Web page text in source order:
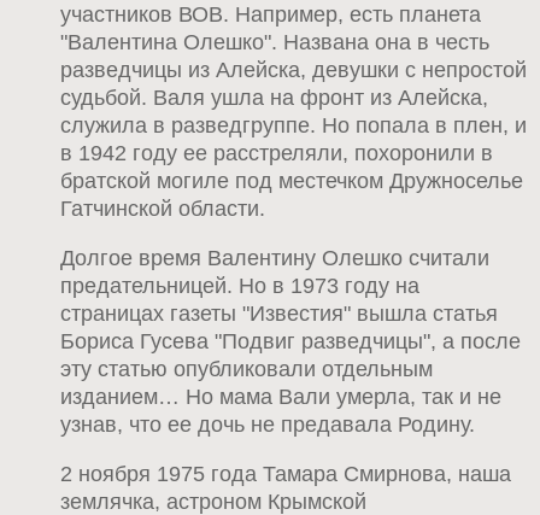
участников ВОВ. Например, есть планета
"Валентина Олешко". Названа она в честь
разведчицы из Алейска, девушки с непростой
судьбой. Валя ушла на фронт из Алейска,
служила в разведгруппе. Но попала в плен, и
в 1942 году ее расстреляли, похоронили в
братской могиле под местечком Дружноселье
Гатчинской области.
Долгое время Валентину Олешко считали
предательницей. Но в 1973 году на
страницах газеты "Известия" вышла статья
Бориса Гусева "Подвиг разведчицы", а после
эту статью опубликовали отдельным
изданием… Но мама Вали умерла, так и не
узнав, что ее дочь не предавала Родину.
2 ноября 1975 года Тамара Смирнова, наша
землячка, астроном Крымской